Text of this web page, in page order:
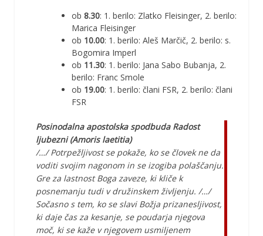
ob 8.30: 1. berilo: Zlatko Fleisinger, 2. berilo:
Marica Fleisinger
ob 10.00: 1. berilo: Aleš Marčič, 2. berilo: s.
Bogomira Imperl
ob 11.30: 1. berilo: Jana Sabo Bubanja, 2.
berilo: Franc Smole
ob 19.00: 1. berilo: člani FSR, 2. berilo: člani
FSR
Posinodalna apostolska spodbuda Radost
ljubezni (Amoris laetitia)
/…/ Potrpežljivost se pokaže, ko se človek ne da
voditi svojim nagonom in se izogiba polaščanju.
Gre za lastnost Boga zaveze, ki kliče k
posnemanju tudi v družinskem življenju. /…/
Sočasno s tem, ko se slavi Božja prizanesljivost,
ki daje čas za kesanje, se poudarja njegova
moč, ki se kaže v njegovem usmiljenem